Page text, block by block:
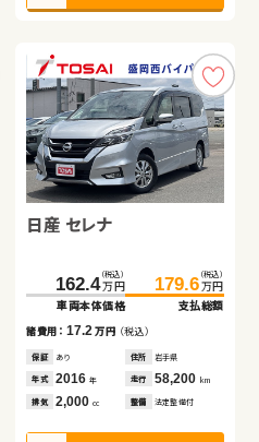
日産 セレナ
162.4 （税込）
万円
車両本体価格
179.6 （税込）
万円
支払総額
諸費用： 17.2 万円 （税込）
保証 あり 住所 岩手県
年式 2016年 走行 58,200 km
排気 2,000cc 整備 法定整備付
日産 エクストレイル
160.3 （税込）
万円
車両本体価格
175.8 （税込）
万円
支払総額
諸費用： 15.5万円 （税込）
保証 あり 住所 埼玉県
年式 2018年 走行 35,800 km
排気 2,000cc 整備 法定整備付
トヨタ ノア ハイブリッド
168.0万円
車両本体価格
諸費用：13.0万円 （税込）
保証 あり 住所 岐阜県